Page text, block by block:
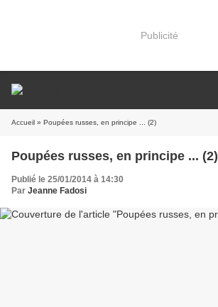
Publicité
Accueil » Poupées russes, en principe ... (2)
Poupées russes, en principe ... (2)
Publié le 25/01/2014 à 14:30
Par Jeanne Fadosi